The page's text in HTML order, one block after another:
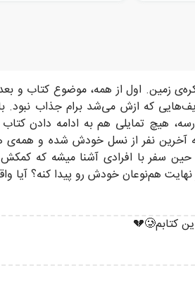
زمین. اول از همه، موضوع کتاب
که ازش می‌شد برام جذاب نبود. با
هیچ تمایلی هم به ادامه دادن
آخرین نفر از نسل خودش شده و
حین سفر با افرادی آشنا میشه که
خودش رو پیدا کنه؟ آیا واقعاً